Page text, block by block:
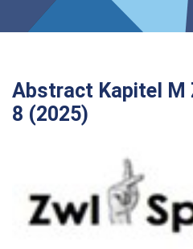
Abstract Kapitel M
8 (2025)